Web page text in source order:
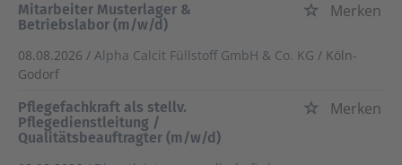
Mitarbeiter Musterlager &
Betriebslabor (m/w/d)
Merken
08.08.2026 / Alpha Calcit Füllstoff GmbH & Co. KG / Köln-
Godorf
Pflegefachkraft als stellv.
Pflegedienstleitung /
Qualitätsbeauftragter (m/w/d)
Merken